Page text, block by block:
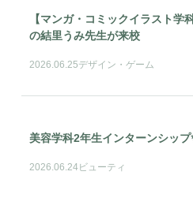
【マンガ・コミックイラスト学
の結里うみ先生が来校
2026.06.25デザイン・ゲーム
美容学科2年生インターンシップ
2026.06.24ビューティ